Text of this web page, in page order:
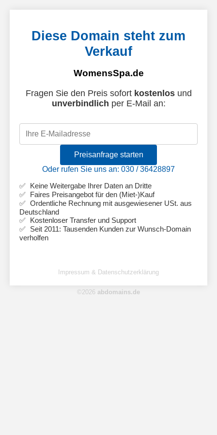
Diese Domain steht zum
Verkauf
WomensSpa.de
Fragen Sie den Preis sofort kostenlosund
unverbindlich per E-Mail an:
Preisanfrage starten
Oder rufen Sie uns an: 030 / 36428897
Keine Weitergabe Ihrer Daten an Dritte
Faires Preisangebot für den (Miet-)Kauf
Ordentliche Rechnung mit ausgewiesener USt. aus
Deutschland
Kostenloser Transfer und Support
Seit 2011: Tausenden Kunden zur Wunsch-Domain
verholfen
Impressum & Datenschutzerklärung
©2026 abdomains.de